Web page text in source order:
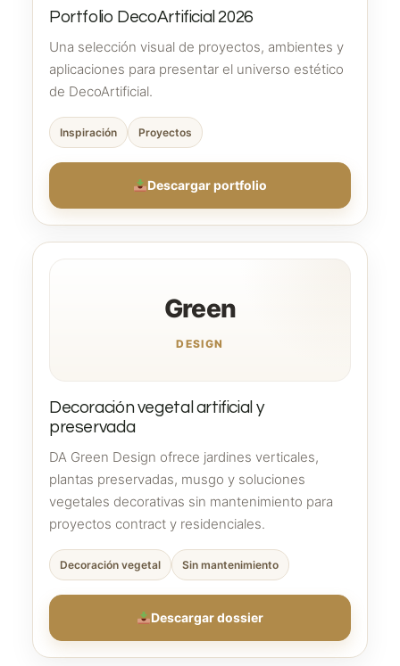
Portfolio DecoArtificial 2026
Una selección visual de proyectos, ambientes y
aplicaciones para presentar el universo estético
de DecoArtificial.
Inspiración Proyectos
Descargar portfolio
Green
DESIGN
Decoración vegetal artificial y
preservada
DA Green Design ofrece jardines verticales,
plantas preservadas, musgo y soluciones
vegetales decorativas sin mantenimiento para
proyectos contract y residenciales.
Decoración vegetal Sin mantenimiento
Descargar dossier